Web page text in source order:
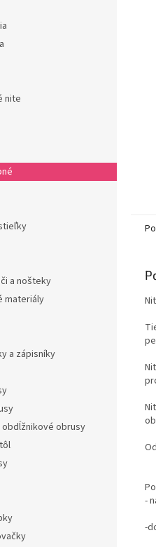
nite
a nošteky
materiály
a zápisníky
obrusy
-
-